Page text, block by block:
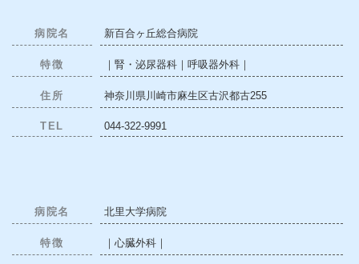
病院名 新百合ヶ丘総合病院
特徴 ｜腎・泌尿器科｜呼吸器外科｜
住所 神奈川県川崎市麻生区古沢都古255
TEL 044-322-9991
病院名 北里大学病院
特徴 ｜心臓外科｜